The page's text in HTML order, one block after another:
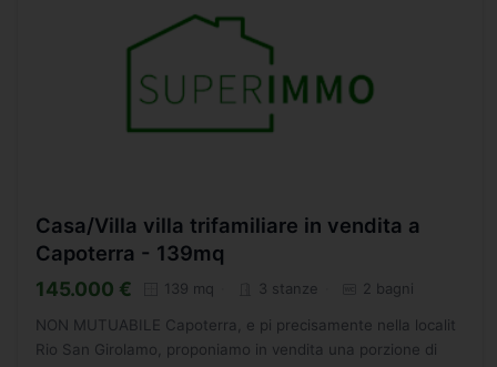
Casa/Villa villa trifamiliare in vendita a
Capoterra - 139mq
145.000 € 139 mq 3 stanze 2 bagni
NON MUTUABILE Capoterra, e pi precisamente nella localit
Rio San Girolamo, proponiamo in vendita una porzione di